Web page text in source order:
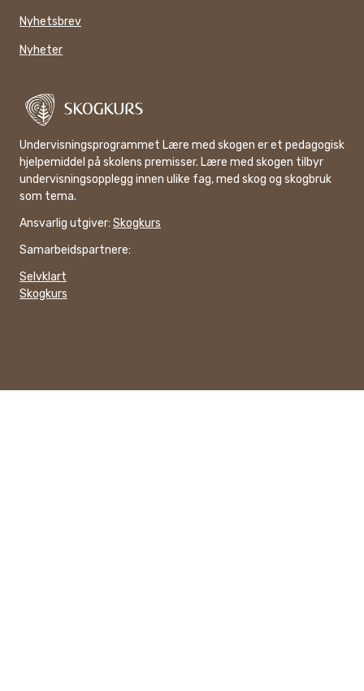
Nyhetsbrev
Nyheter
Undervisningsprogrammet Lære med skogen er et pedagogisk
hjelpemiddel på skolens premisser. Lære med skogen tilbyr
undervisningsopplegg innen ulike fag, med skog og skogbruk
som tema.
Ansvarlig utgiver: Skogkurs
Samarbeidspartnere:
Selvklart
Skogkurs